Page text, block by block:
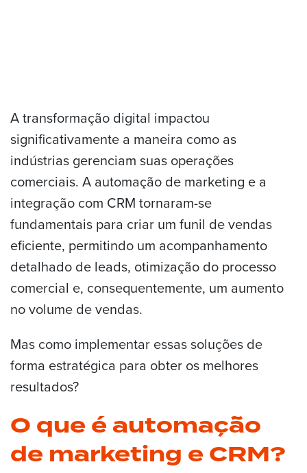
A transformação digital impactou
significativamente a maneira como as
indústrias gerenciam suas operações
comerciais. A automação de marketing e a
integração com CRM tornaram-se
fundamentais para criar um funil de vendas
eficiente, permitindo um acompanhamento
detalhado de leads, otimização do processo
comercial e, consequentemente, um aumento
no volume de vendas.
Mas como implementar essas soluções de
forma estratégica para obter os melhores
resultados?
O que é automação
de marketing e CRM?